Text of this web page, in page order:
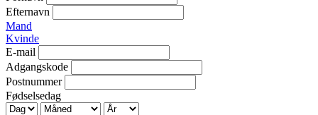
Efternavn
Mand
Kvinde
E-mail
Adgangskode
Postnummer
Fødselsedag